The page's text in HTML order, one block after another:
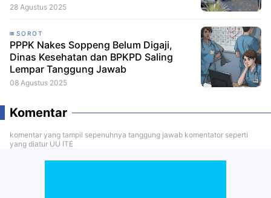
28 Agustus 2025
SOROT
PPPK Nakes Soppeng Belum Digaji,
Dinas Kesehatan dan BPKPD Saling
Lempar Tanggung Jawab
08 Agustus 2025
Komentar
komentar yang tampil sepenuhnya tanggung jawab komentator seperti
yang diatur UU ITE